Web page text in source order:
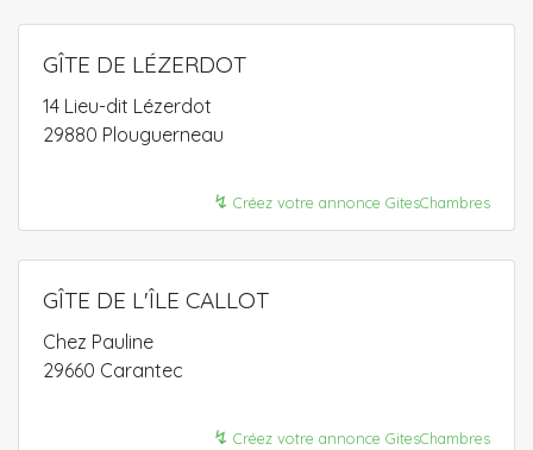
GÎTE DE LÉZERDOT
14 Lieu-dit Lézerdot
29880 Plouguerneau
↯ Créez votre annonce GitesChambres
GÎTE DE L'ÎLE CALLOT
Chez Pauline
29660 Carantec
↯ Créez votre annonce GitesChambres